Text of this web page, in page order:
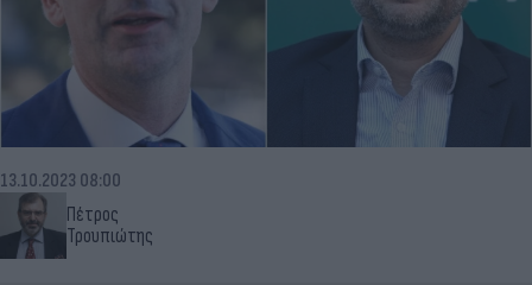
Πέτρος
Τρουπιώτης
13.10.2023 08:00